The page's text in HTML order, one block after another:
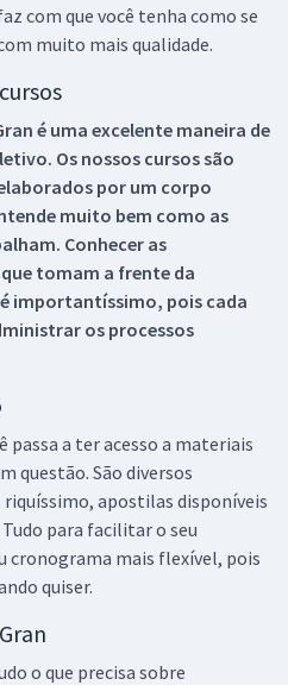
com que você tenha como se
muito mais qualidade.
é uma excelente maneira de
Os nossos cursos são
por um corpo
muito bem como as
Conhecer as
tomam a frente da
importantíssimo, pois cada
os processos
passa a ter acesso a materiais
questão. São diversos
apostilas disponíveis
para facilitar o seu
cronograma mais flexível, pois
quiser.
o que precisa sobre